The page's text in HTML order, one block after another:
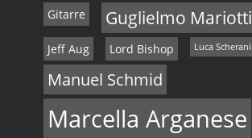
Gitarre Guglielmo Mariotti
Jeff Aug Lord Bishop Luca Scherani
Manuel Schmid
Marcella Arganese